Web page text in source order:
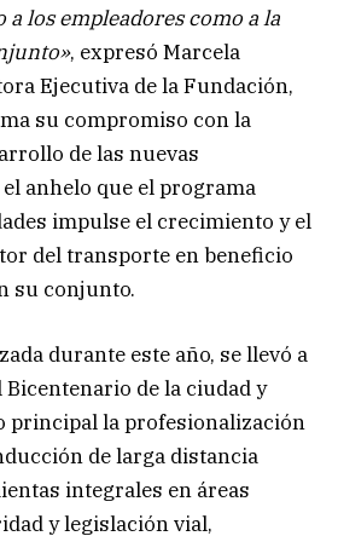
los empleadores como a la
, expresó Marcela
Ejecutiva de la Fundación,
su compromiso con la
de las nuevas
anhelo que el programa
impulse el crecimiento y el
del transporte en beneficio
su conjunto.
durante este año, se llevó a
Bicentenario de la ciudad y
principal la profesionalización
de larga distancia
integrales en áreas
y legislación vial,